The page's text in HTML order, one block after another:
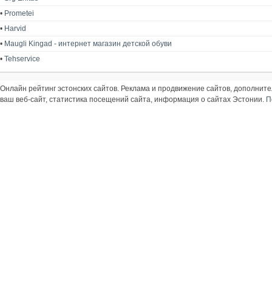
• Prometei
• Harvid
• Maugli Kingad - интернет магазин детской обуви
• Tehservice
Онлайн рейтинг эстонских сайтов. Реклама и продвижение сайтов,
ваш веб-сайт, статистика посещений сайта, информация о сайтах Эстонии.